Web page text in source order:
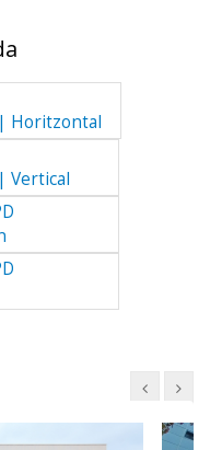
Horitzontal
Vertical